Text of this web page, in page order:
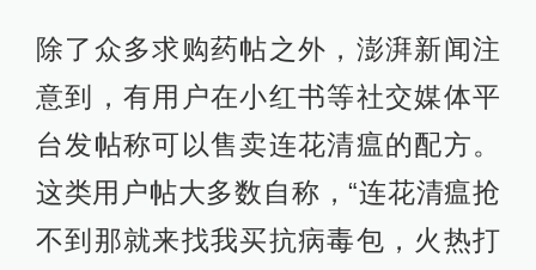
除了众多求购药帖之外，澎湃新闻注
意到，有用户在小红书等社交媒体平
台发帖称可以售卖连花清瘟的配方。
这类用户帖大多数自称，“连花清瘟抢
不到那就来找我买抗病毒包，火热打